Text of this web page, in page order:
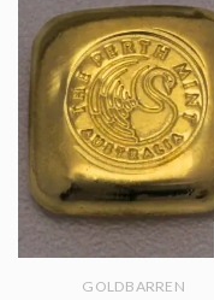
GOLDBARREN